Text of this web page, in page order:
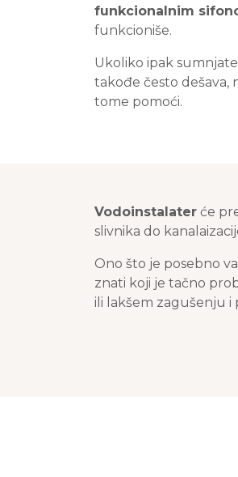
funkcionalnim
funkcioniše.
Ukoliko ipak
takođe često dešava,
tome pomoći.
Vodoinstalater će
slivnika do
Ono što je posebno
znati koji je tačno
ili lakšem zagušenju